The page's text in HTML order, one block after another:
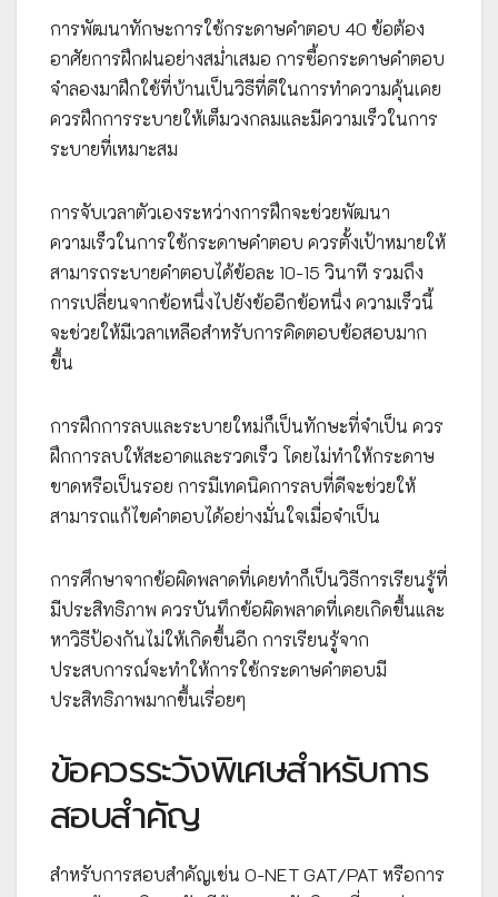
การพัฒนาทักษะการใช้กระดาษคำตอบ 40 ข้อต้อง
อาศัยการฝึกฝนอย่างสม่ำเสมอ การซื้อกระดาษคำตอบ
จำลองมาฝึกใช้ที่บ้านเป็นวิธีที่ดีในการทำความคุ้นเคย
ควรฝึกการระบายให้เต็มวงกลมและมีความเร็วในการ
ระบายที่เหมาะสม
การจับเวลาตัวเองระหว่างการฝึกจะช่วยพัฒนา
ความเร็วในการใช้กระดาษคำตอบ ควรตั้งเป้าหมายให้
สามารถระบายคำตอบได้ข้อละ 10-15 วินาที รวมถึง
การเปลี่ยนจากข้อหนึ่งไปยังข้ออีกข้อหนึ่ง ความเร็วนี้
จะช่วยให้มีเวลาเหลือสำหรับการคิดตอบข้อสอบมาก
ขึ้น
การฝึกการลบและระบายใหม่ก็เป็นทักษะที่จำเป็น ควร
ฝึกการลบให้สะอาดและรวดเร็ว โดยไม่ทำให้กระดาษ
ขาดหรือเป็นรอย การมีเทคนิคการลบที่ดีจะช่วยให้
สามารถแก้ไขคำตอบได้อย่างมั่นใจเมื่อจำเป็น
การศึกษาจากข้อผิดพลาดที่เคยทำก็เป็นวิธีการเรียนรู้ที่
มีประสิทธิภาพ ควรบันทึกข้อผิดพลาดที่เคยเกิดขึ้นและ
หาวิธีป้องกันไม่ให้เกิดขึ้นอีก การเรียนรู้จาก
ประสบการณ์จะทำให้การใช้กระดาษคำตอบมี
ประสิทธิภาพมากขึ้นเรื่อยๆ
ข้อควรระวังพิเศษสำหรับการ
สอบสำคัญ
สำหรับการสอบสำคัญเช่น O-NET GAT/PAT หรือการ